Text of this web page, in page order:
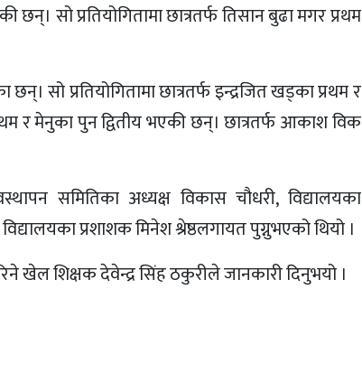
छन्। सो प्रतियोगितामा छात्रतर्फ तिसान बुढा मगर प्रथम
छन्। सो प्रतियोगितामा छात्रतर्फ इन्द्रजित खड्का प्रथम र
र मेनुका पुन द्वितीय भएकी छन्। छात्रतर्फ आकाश विक
समितिका अध्यक्ष विकास चौधरी, विद्यालयका
प्रशाशक मिनेश श्रेष्ठलगायत पुग्नुभएको थियो ।
खेल शिक्षक देवेन्द्र सिंह ठकुरीले जानकारी दिनुभयो ।